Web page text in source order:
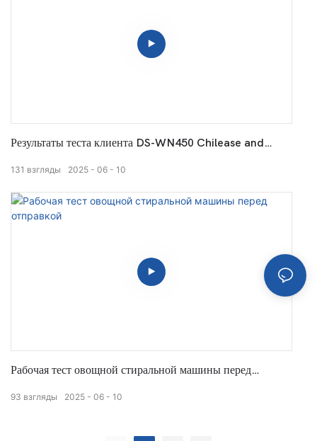
Результаты теста клиента DS-WN450 Chilease and
2025 06 10
131 взгляды
Рабочая тест овощной стиральной машины перед
2025 06 10
93 взгляды